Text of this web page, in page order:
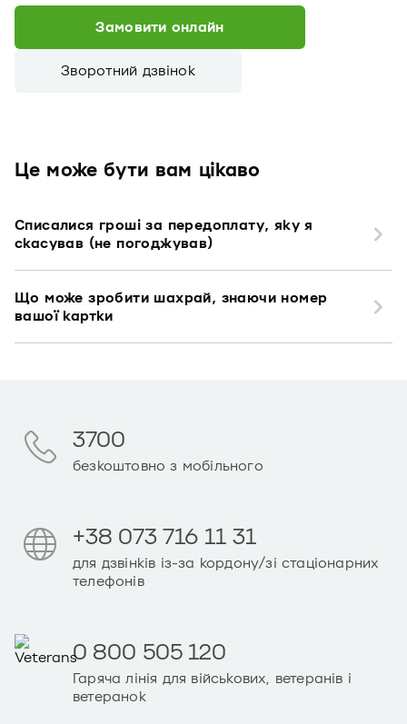
Замовити онлайн
Зворотний дзвінок
Це може бути вам цікаво
Списалися гроші за передоплату, яку я
скасував (не погоджував)
Що може зробити шахрай, знаючи номер
вашої картки
3700
безкоштовно з мобільного
+38 073 716 11 31
для дзвінків із-за кордону/зі стаціонарних
телефонів
0 800 505 120
Гаряча лінія для військових, ветеранів і
ветеранок